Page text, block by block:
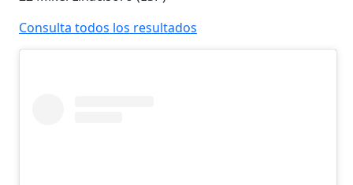
Consulta todos los resultados